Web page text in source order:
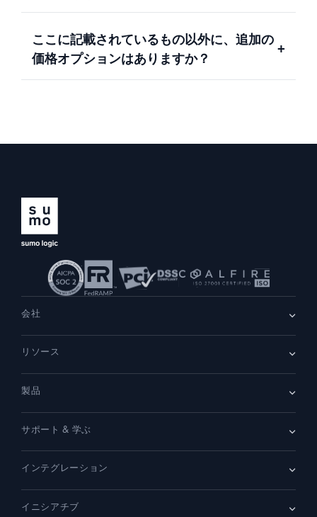
ここに記載されているもの以外に、追加の
価格オプションはありますか？
+
会社
採用情報
リーダーシップ
ニュースルーム
お問い合わせ
リソース
顧客事例
デモ
製品
SIEM
セキュリティ用ログ
監視とトラブルシューティング
比較
サポート & 学ぶ
コミュニティ
サポート
プラットフォームステータス
インテグレーション
Amazon S3 監査
イニシアチブ